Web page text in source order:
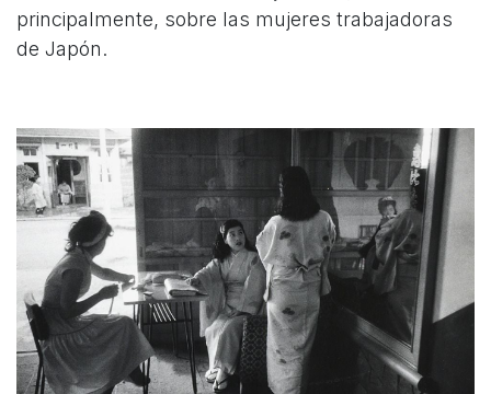
principalmente, sobre las mujeres trabajadoras
de Japón.